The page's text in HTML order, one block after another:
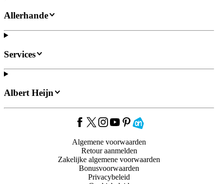
Allerhande
Services
Albert Heijn
Algemene voorwaarden
Retour aanmelden
Zakelijke algemene voorwaarden
Bonusvoorwaarden
Privacybeleid